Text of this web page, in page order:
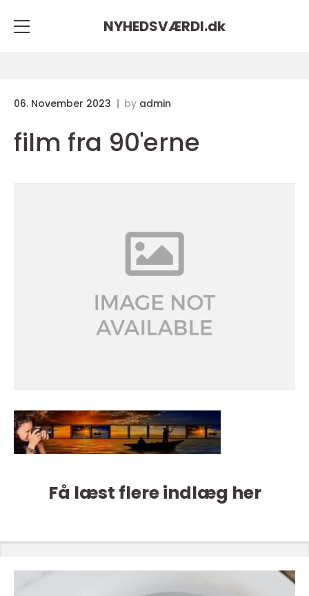
NYHEDSVÆRDI.dk
06. November 2023 by admin
film fra 90'erne
Få læst flere indlæg her